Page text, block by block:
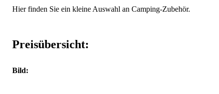
Hier finden Sie ein kleine Auswahl an Camping-Zubehör.
Preisübersicht:
Bild: